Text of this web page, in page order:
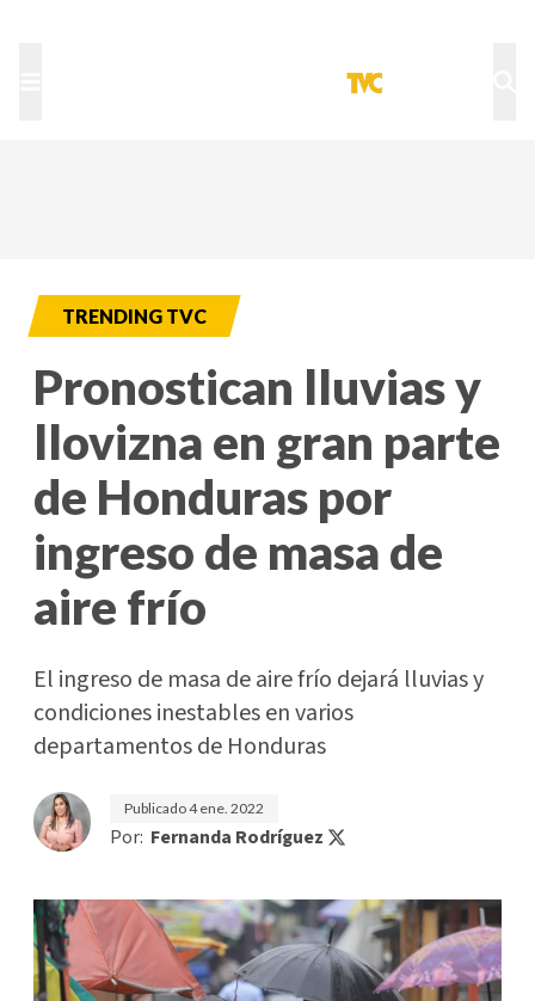
TRENDING TVC
Pronostican lluvias y
llovizna en gran parte
de Honduras por
ingreso de masa de
aire frío
El ingreso de masa de aire frío dejará lluvias y
condiciones inestables en varios
departamentos de Honduras
Publicado4 ene. 2022
Por: Fernanda Rodríguez